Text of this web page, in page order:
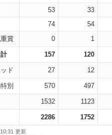
53 33
74 54
賞
0 1
157 120
ド 27 12
別 570 497
1532 1123
2286 1752
更新